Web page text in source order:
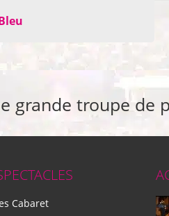
grande troupe
Cabaret